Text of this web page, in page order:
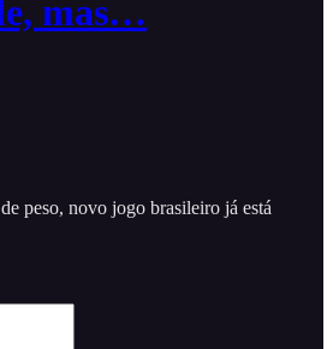
mas…
peso, novo jogo brasileiro já está